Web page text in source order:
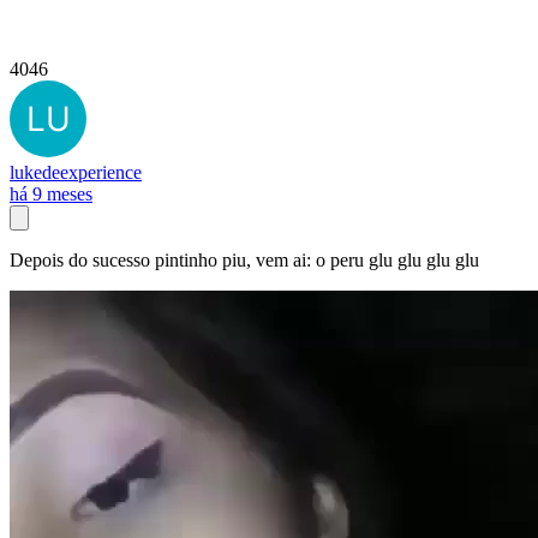
4046
lukedeexperience
há 9 meses
Depois do sucesso pintinho piu, vem ai: o peru glu glu glu glu